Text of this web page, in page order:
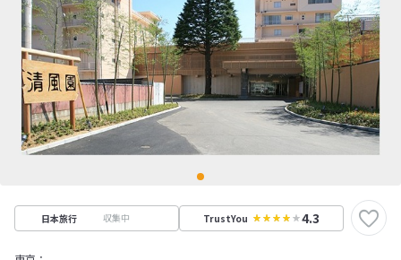
日本旅行 収集中 TrustYou 4.3